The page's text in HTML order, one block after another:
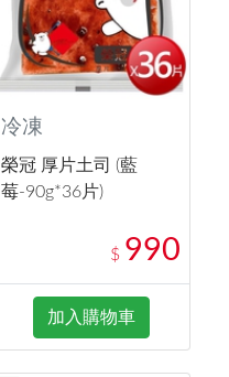
冷凍
榮冠 厚片土司 (藍
莓-90g*36片)
$ 990
加入購物車